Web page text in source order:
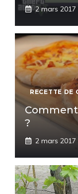
2 mars 2017
RECETTE DE
?
2 mars 2017